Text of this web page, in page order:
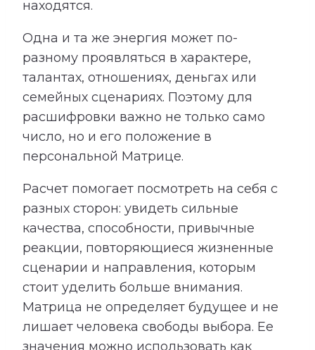
находятся.
Одна и та же энергия может по-
разному проявляться в характере,
талантах, отношениях, деньгах или
семейных сценариях. Поэтому для
расшифровки важно не только само
число, но и его положение в
персональной Матрице.
Расчет помогает посмотреть на себя с
разных сторон: увидеть сильные
качества, способности, привычные
реакции, повторяющиеся жизненные
сценарии и направления, которым
стоит уделить больше внимания.
Матрица не определяет будущее и не
лишает человека свободы выбора. Ее
значения можно использовать как